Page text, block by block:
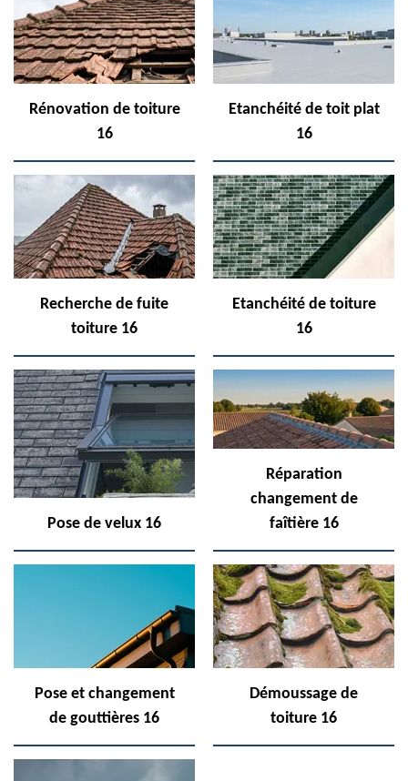
Rénovation de toiture
16
Etanchéité de toit plat
16
Recherche de fuite
toiture 16
Etanchéité de toiture
16
Pose de velux 16
Réparation
changement de
faîtière 16
Pose et changement
de gouttières 16
Démoussage de
toiture 16